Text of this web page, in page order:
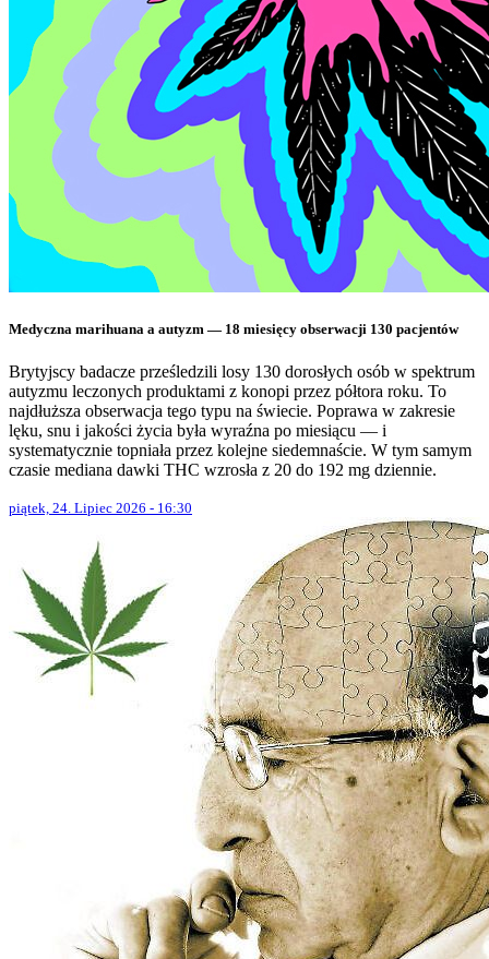
Medyczna marihuana a autyzm — 18 miesięcy obserwacji 130 pacjentów
Brytyjscy badacze prześledzili losy 130 dorosłych osób w spektrum
autyzmu leczonych produktami z konopi przez półtora roku. To
najdłuższa obserwacja tego typu na świecie. Poprawa w zakresie
lęku, snu i jakości życia była wyraźna po miesiącu — i
systematycznie topniała przez kolejne siedemnaście. W tym samym
czasie mediana dawki THC wzrosła z 20 do 192 mg dziennie.
piątek, 24. Lipiec 2026 - 16:30